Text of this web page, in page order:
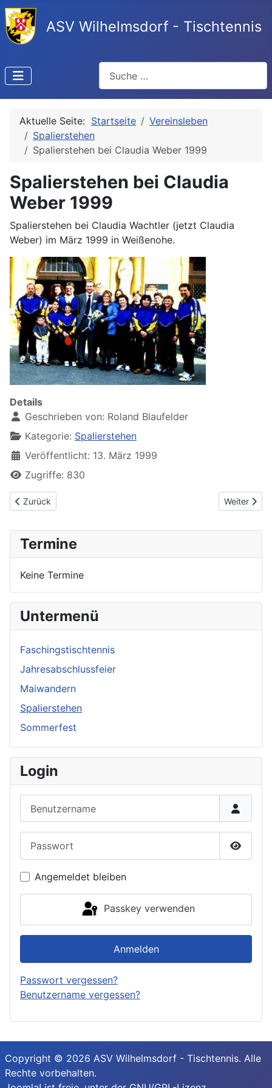
ASV Wilhelmsdorf - Tischtennis
Aktuelle Seite: Startseite
Vereinsleben
Spalierstehen
Spalierstehen bei Claudia Weber 1999
Spalierstehen bei Claudia
Weber 1999
Spalierstehen bei Claudia Wachtler (jetzt Claudia
Weber) im März 1999 in Weißenohe.
Details
Geschrieben von: Roland Blaufelder
Kategorie: Spalierstehen
Veröffentlicht: 13. März 1999
Zugriffe: 830
Vorheriger Beitrag: Spalierstehen bei Rainer Ströbel 2013
Zurück Nächster
Weiter
Termine
Keine Termine
Untermenü
Faschingstischtennis
Jahresabschlussfeier
Maiwandern
Spalierstehen
Sommerfest
Login
Angemeldet bleiben
Passkey verwenden
Anmelden
Passwort vergessen?
Benutzername vergessen?
Copyright © 2026 ASV Wilhelmsdorf - Tischtennis. Alle
Rechte vorbehalten.